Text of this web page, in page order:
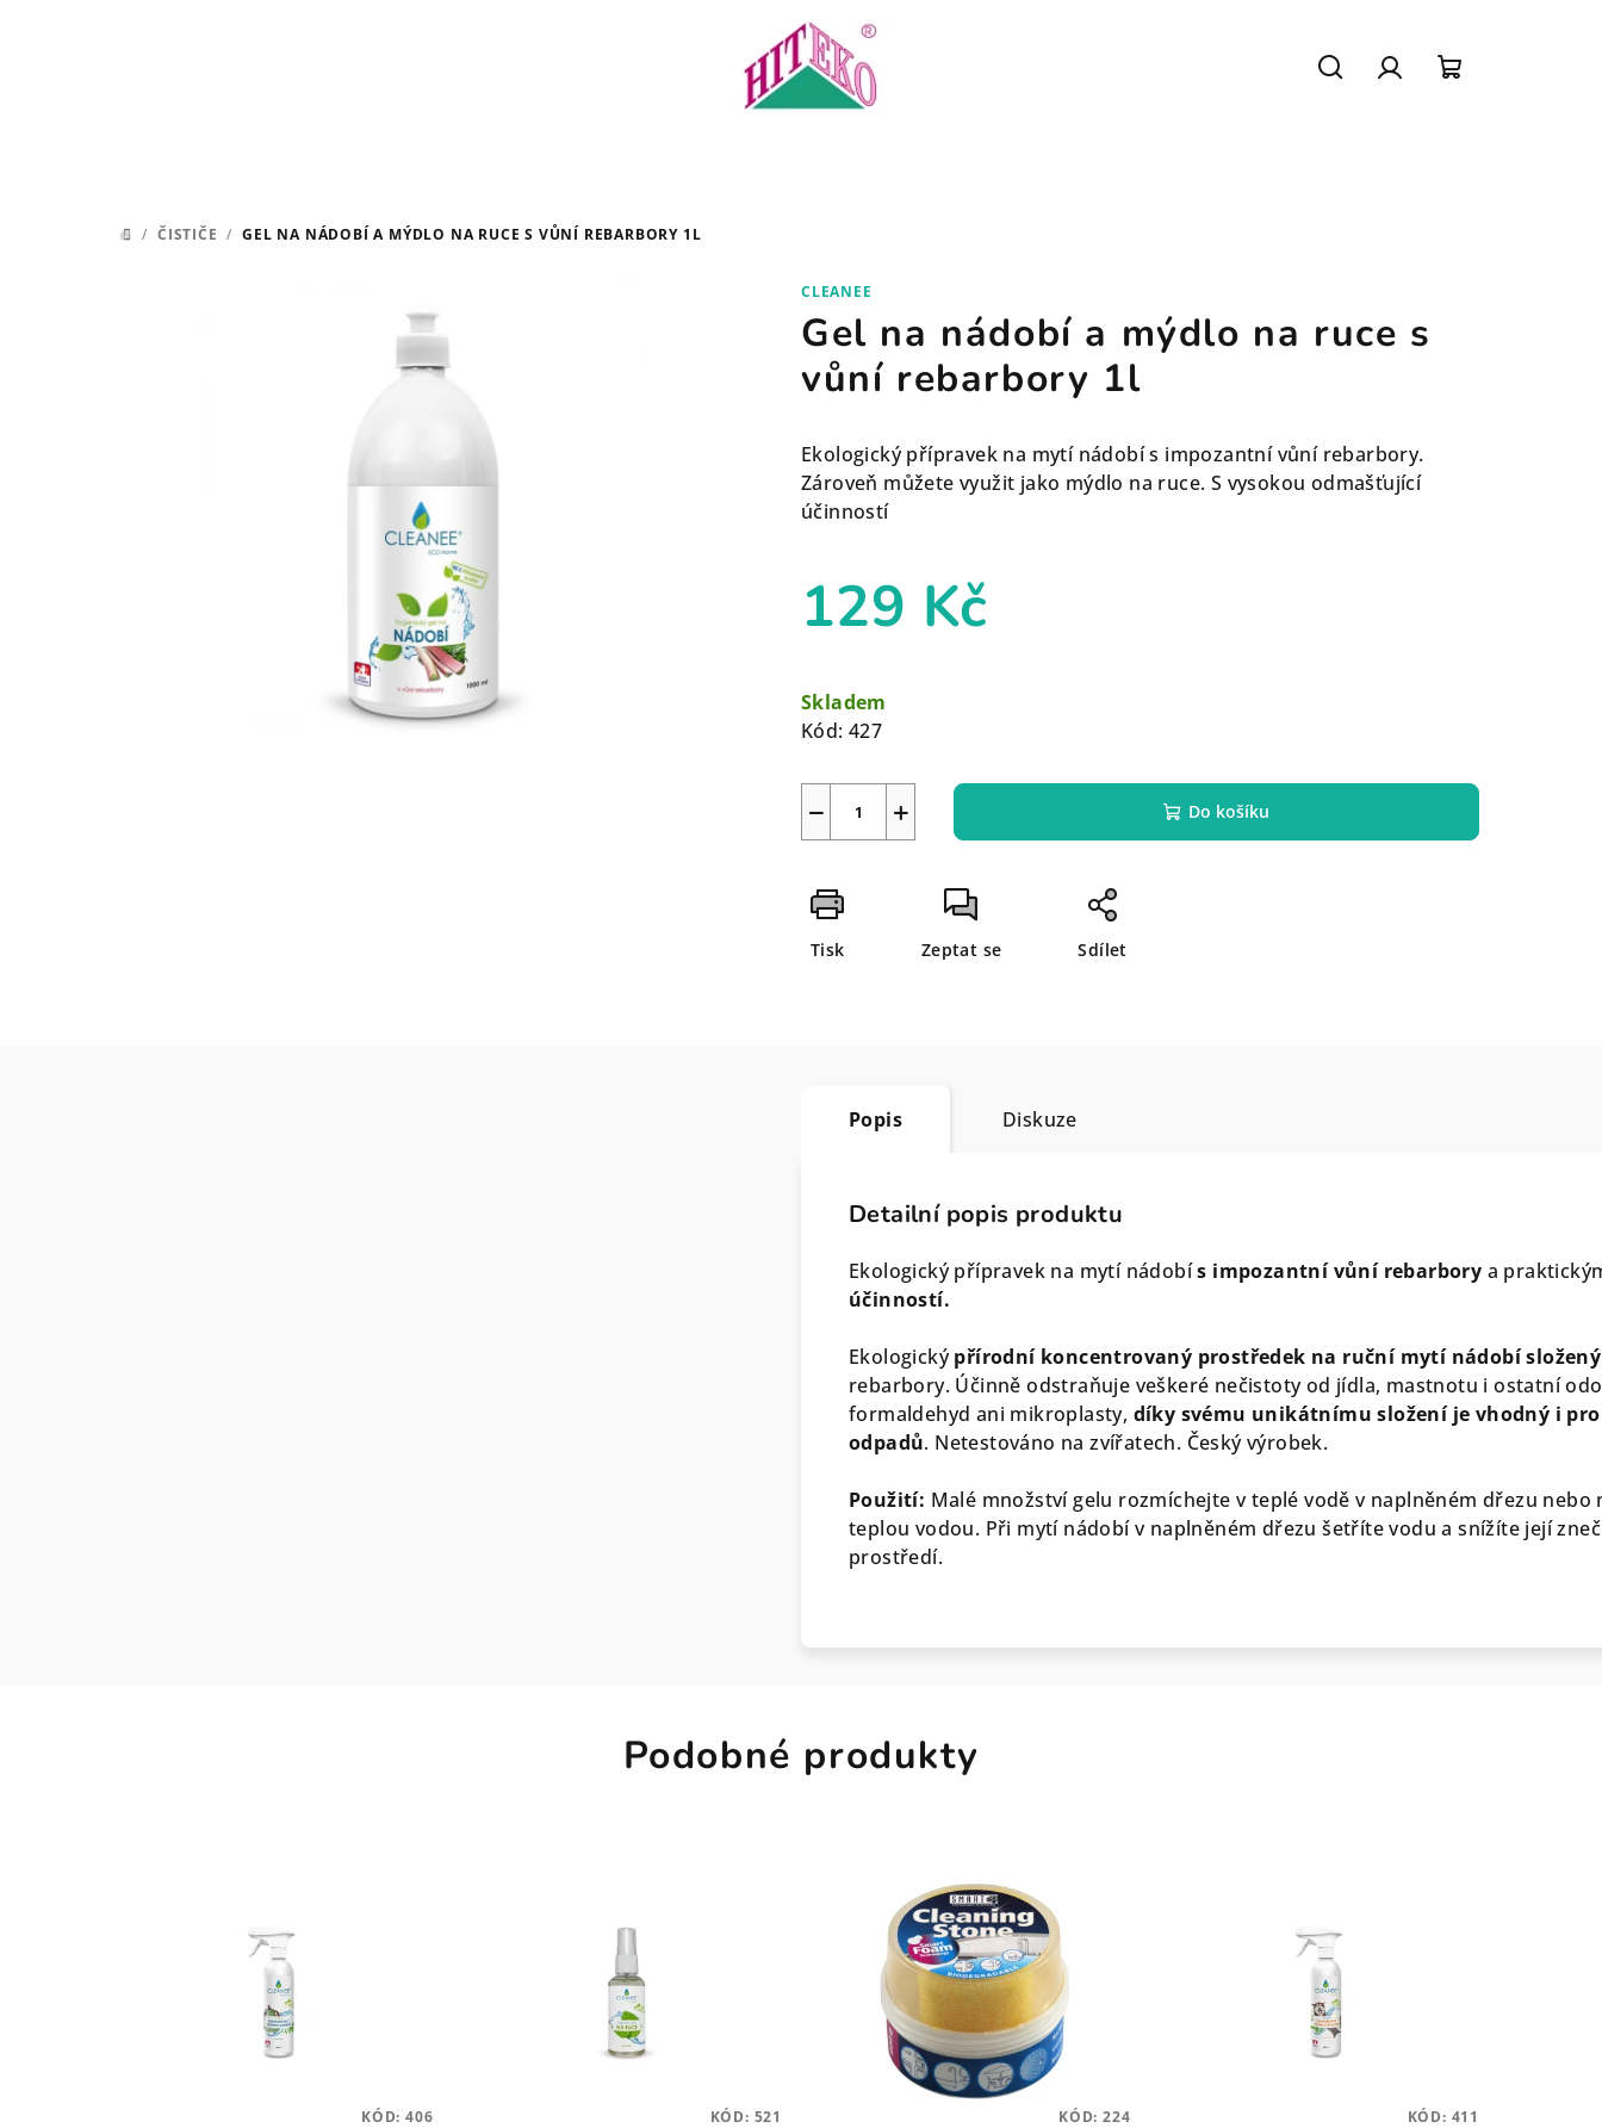
DOMŮ
/ ČISTIČE / GEL NA NÁDOBÍ A MÝDLO NA RUCE S VŮNÍ REBARBORY 1L
CLEANEE
Gel na nádobí a mýdlo na ruce s
vůní rebarbory 1l
Ekologický přípravek na mytí nádobí s impozantní vůní rebarbory.
Zároveň můžete využit jako mýdlo na ruce. S vysokou odmašťující
účinností
129 Kč
cena:
Skladem
Kód: 427
+
− Do košíku
Tisk Zeptat se Sdílet
Popis Diskuze
Detailní popis produktu
Ekologický přípravek na mytí nádobís impozantní vůní rebarbory a
účinností.
Ekologickýpřírodní koncentrovaný prostředek na ruční mytí nádobí
rebarbory. Účinně odstraňuje veškeré nečistoty od jídla, mastnotu i ostatní
formaldehyd ani mikroplasty, díky svému unikátnímu složení je vhodný i
odpadů. Netestováno na zvířatech. Český výrobek.
Použití: Malé množství gelu rozmíchejte v teplé vodě v naplněném dřezu
teplou vodou. Při mytí nádobí v naplněném dřezu šetříte vodu a snížíte její
prostředí.
Podobné produkty
KÓD:406 KÓD: 521 KÓD:224 KÓD: 411